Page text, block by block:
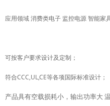
应用领域 消费类电子 监控电源 智能家
可按客户要求设计及定制；
符合CCC,UL,CE等各项国际标准设计；
产品具有空载损耗小，输出功率大